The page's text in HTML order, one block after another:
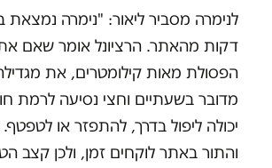
לנימרה מסביר ליאור: "נימרה
דקות מהאתר. הרציונל אומר שאם
הפסולת מאות קילומטרים, את
מדובר בשעתיים וחצי נסיעה לרמת
יכולה ליפול בדרך, להתפזר או
והתור באתר לוקחים זמן, ולכן קצב